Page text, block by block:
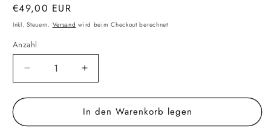
Normaler
Preis
€49,00 EUR
Inkl. Steuern. Versand wird beim Checkout berechnet
Anzahl
Verringere
die
Menge
Holz
Erhöhe
die
Menge
für
Holz
In den Warenkorb legen